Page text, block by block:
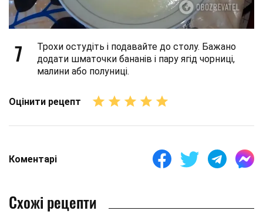
7
Трохи остудіть і подавайте до столу. Бажано
додати шматочки бананів і пару ягід чорниці,
малини або полуниці.
Оцінити рецепт
Коментарі
Схожі рецепти